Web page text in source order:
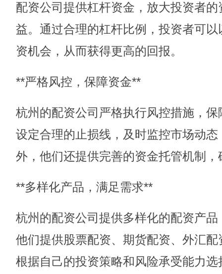
配资公司提供杠杆资金，放大投资者
益。通过合理的杠杆比例，投资者可
资机会，从而获得更高的回报。
**严格风控，保障资金**
杭州的配资公司严格执行风控措施，
设定合理的止损线，及时监控市场动
外，他们还提供完善的资金托管机制
**多样化产品，满足需求**
杭州的配资公司提供多样化的配资产
他们提供股票配资、期货配资、外汇
根据自己的投资策略和风险承受能力